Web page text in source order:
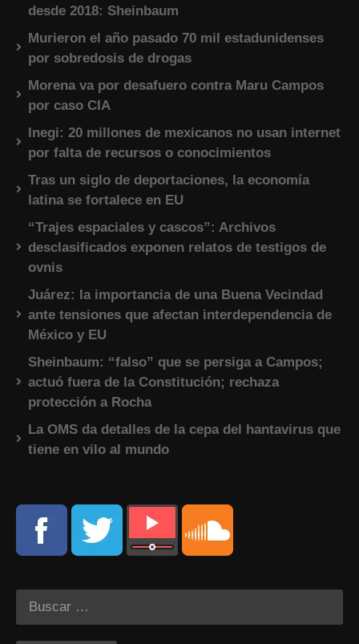
desde 2018: Sheinbaum
Murieron el año pasado 70 mil estadunidenses
por sobredosis de drogas
Morena va por desafuero contra Maru Campos
por caso CIA
Inegi: 20 millones de mexicanos no usan internet
por falta de recursos o conocimientos
Tras un siglo de deportaciones, la economía
latina se fortalece en EU
“Trajes espaciales y cascos”: Archivos
desclasificados exponen relatos de testigos de
ovnis
Juárez: la importancia de una Buena Vecindad
ante tensiones que afectan interdependencia de
México y EU
Sheinbaum: “falso” que se persiga a Campos;
actuó fuera de la Constitución; rechaza
protección a Rocha
La OMS da detalles de la cepa del hantavirus que
tiene en vilo al mundo